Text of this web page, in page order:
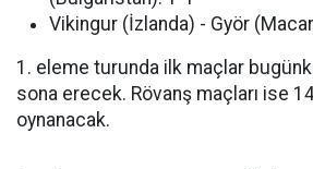
Vikingur (İzlanda) - Györ
1. eleme turunda ilk maçlar
sona erecek. Rövanş maçları ise
oynanacak.